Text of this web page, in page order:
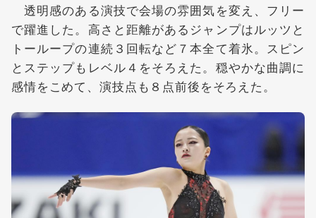
透明感のある演技で会場の雰囲気を変え、フリー
で躍進した。高さと距離があるジャンプはルッツと
トーループの連続３回転など７本全て着氷。スピン
とステップもレベル４をそろえた。穏やかな曲調に
感情をこめて、演技点も８点前後をそろえた。